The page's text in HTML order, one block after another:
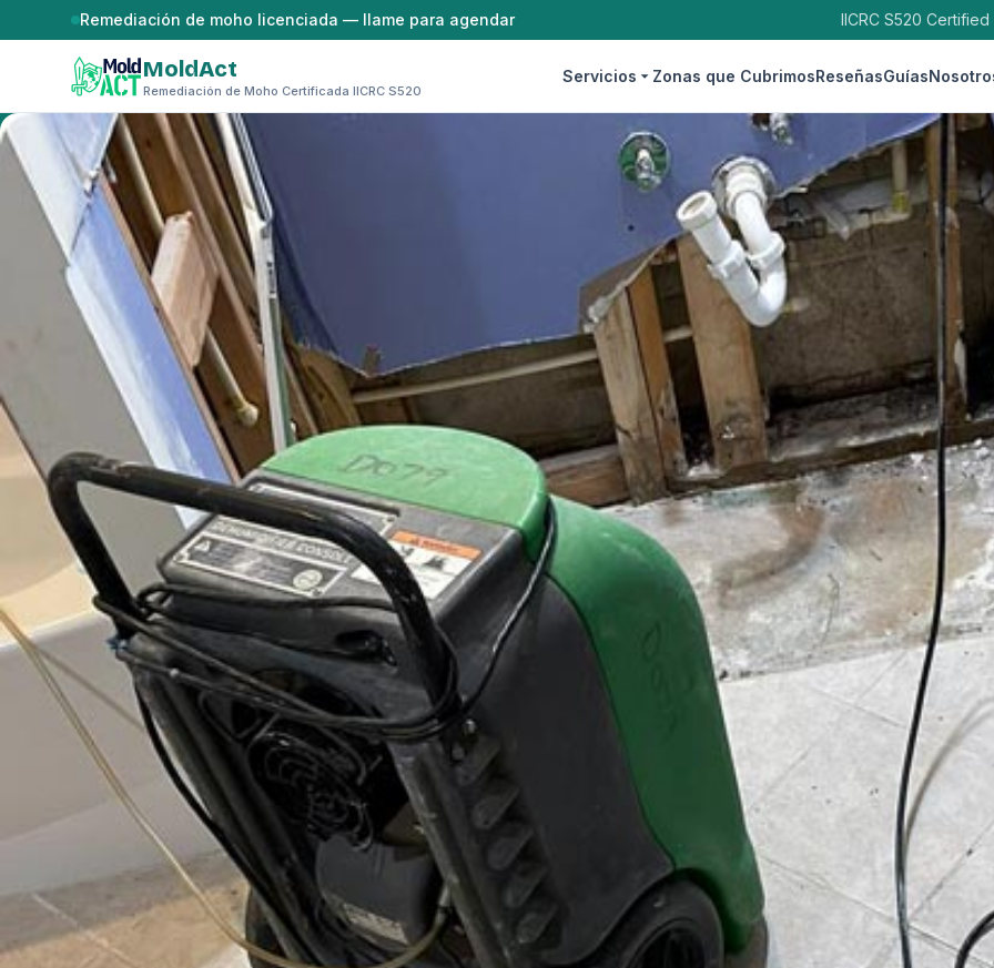
Saltar al contenidoRemediación de moho licenciada — llame para agendar IICRC S520
MoldAct
Remediación de Moho Certificada IICRC S520
Servicios Zonas que CubrimosReseñasGuías